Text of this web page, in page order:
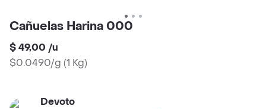
Cañuelas Harina 000
$ 49,00 /u
$0.0490/g (1 Kg)
Devoto